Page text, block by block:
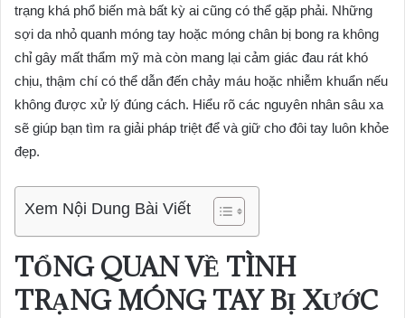
trạng khá phổ biến mà bất kỳ ai cũng có thể gặp phải. Những
sợi da nhỏ quanh móng tay hoặc móng chân bị bong ra không
chỉ gây mất thẩm mỹ mà còn mang lại cảm giác đau rát khó
chịu, thậm chí có thể dẫn đến chảy máu hoặc nhiễm khuẩn nếu
không được xử lý đúng cách. Hiểu rõ các nguyên nhân sâu xa
sẽ giúp bạn tìm ra giải pháp triệt để và giữ cho đôi tay luôn khỏe
đẹp.
Xem Nội Dung Bài Viết
TỔNG QUAN VỀ TÌNH
TRẠNG MÓNG TAY BỊ XƯỚC